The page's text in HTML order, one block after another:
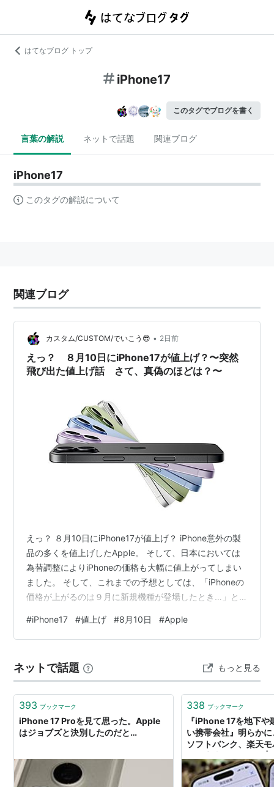
はてなブログ トップ
iPhone17
このタグでブログを書く
言葉の解説 ネットで話題 関連ブログ
iPhone17
このタグの解説について
関連ブログ
カスタム/CUSTOM/でいこう😎 • 2日前
えっ？ ８月10日にiPhone17が値上げ？〜突然
飛び出た値上げ話 さて、真偽のほどは？〜
えっ？ ８月10日にiPhone17が値上げ？ iPhone意外の製
品の多くを値上げしたApple。 そして、日本においては
為替調整によりiPhoneの価格も大幅に値上がってしまい
ました。 そして、これまでの予想としては、「iPhoneの
価格が上がるのは９月に新規機種が登場したとき…」と
がりするのでは？…という噂が浮上しています。 ほん
と？ リンク 突然飛び出た値上げ話 さて、真偽のほど
SNS「Weibo」でリーク情報を発信している「Fixed
Focus Digital」が、「…
#iPhone17 #値上げ #8月10日 #Apple
ネットで話題 もっと見る
393 ブックマーク
iPhone 17 Proを見て思った。Apple
はジョブズと決別したのだと…
338 ブックマーク
『iPhone 17を地下
い携帯会社』明らか
ソフトバンク、楽天